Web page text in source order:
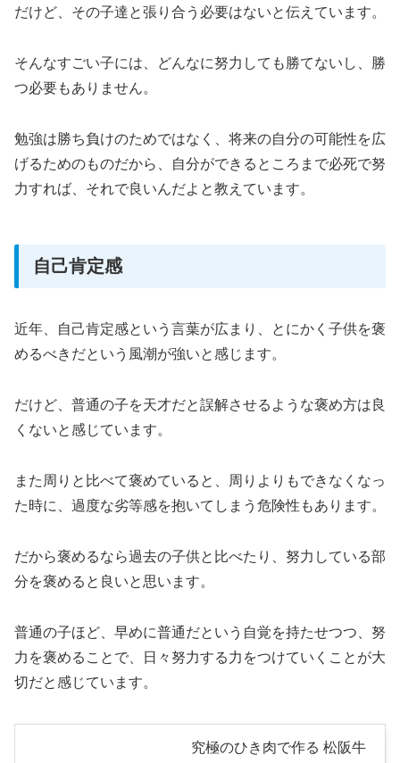
だけど、その子達と張り合う必要はないと伝えています。
そんなすごい子には、どんなに努力しても勝てないし、勝
つ必要もありません。
勉強は勝ち負けのためではなく、将来の自分の可能性を広
げるためのものだから、自分ができるところまで必死で努
力すれば、それで良いんだよと教えています。
自己肯定感
近年、自己肯定感という言葉が広まり、とにかく子供を褒
めるべきだという風潮が強いと感じます。
だけど、普通の子を天才だと誤解させるような褒め方は良
くないと感じています。
また周りと比べて褒めていると、周りよりもできなくなっ
た時に、過度な劣等感を抱いてしまう危険性もあります。
だから褒めるなら過去の子供と比べたり、努力している部
分を褒めると良いと思います。
普通の子ほど、早めに普通だという自覚を持たせつつ、努
力を褒めることで、日々努力する力をつけていくことが大
切だと感じています。
究極のひき肉で作る 松阪牛